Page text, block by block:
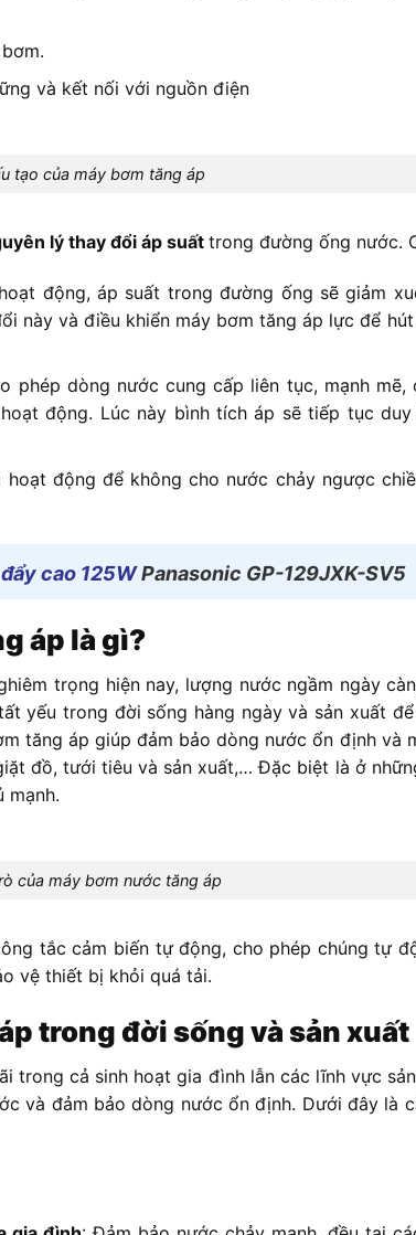
và kết nối với nguồn điện
tạo của máy bơm tăng áp
lý thay đổi áp suấttrong đường ống nước.
động, áp suất trong đường ống sẽ giảm
này và điều khiển máy bơm tăng áp lực để
phép dòng nước cung cấp liên tục, mạnh
động. Lúc này bình tích áp sẽ tiếp tục
động để không cho nước chảy ngược
cao 125WPanasonic GP-129JXK-SV5
áp là gì?
trọng hiện nay, lượng nước ngầm ngày
yếu trong đời sống hàng ngày và sản xuất
tăng áp giúp đảm bảo dòng nước ổn định và
đồ, tưới tiêu và sản xuất,… Đặc biệt là ở
mạnh.
của máy bơm nước tăng áp
tắc cảm biến tự động, cho phép chúng tự
vệ thiết bị khỏi quá tải.
trong đời sống và sản xuất
trong cả sinh hoạt gia đình lẫn các lĩnh vực
và đảm bảo dòng nước ổn định. Dưới đây là